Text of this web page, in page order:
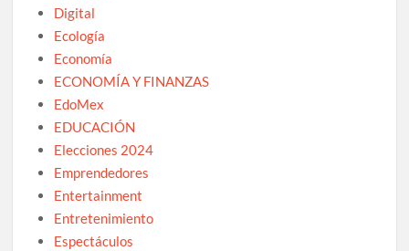
Digital
Ecología
Economía
ECONOMÍA Y FINANZAS
EdoMex
EDUCACIÓN
Elecciones 2024
Emprendedores
Entertainment
Entretenimiento
Espectáculos